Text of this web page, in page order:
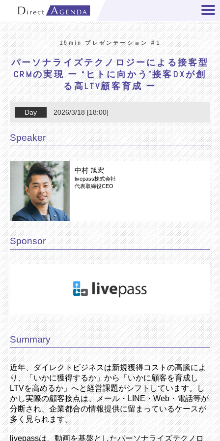
15min プレゼンテーション #1
パーソナライズテクノロジーによる接客型
CRMの実現 ー “ヒトに向かう”接客DXが創
る高LTV顧客育成 ー
Day 2026/3/18 [18:00]
Speaker
中村 旭宏
livepass株式会社
代表取締役CEO
Sponsor
Summary
近年、ダイレクトビジネスは新規獲得コストの高騰によ
り、「いかに獲得するか」から「いかに顧客を育成し
LTVを高めるか」へと経営課題がシフトしています。し
かし実際の顧客接点は、メール・LINE・Web・電話等が
分断され、企業都合の情報提供に留まっているケースが
多く見られます。
livepassは、動画を基盤としたパーソナライズテクノロ